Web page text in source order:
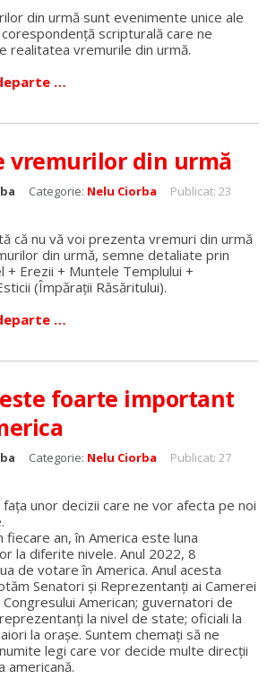
din urmă sunt evenimente unice ale
scripturală care ne
realitatea vremurile din urmă.
…
vremurilor din urmă
Categorie: Nelu Ciorba
Publicat: 23
că nu vă voi prezenta vremuri din urmă
din urmă, semne detaliate prin
+ Erezii + Muntele Templului +
(Împărații Răsăritului).
…
foarte important
Categorie: Nelu Ciorba
Publicat: 27
fața unor decizii care ne vor afecta pe noi
fiecare an, în America este luna
la diferite nivele. Anul 2022, 8
de votare în America. Anul acesta
Senatori și Reprezentanți ai Camerei
American; guvernatori de
la nivel de state; oficiali la
la orașe. Suntem chemați să ne
legi care vor decide multe direcții
americană.